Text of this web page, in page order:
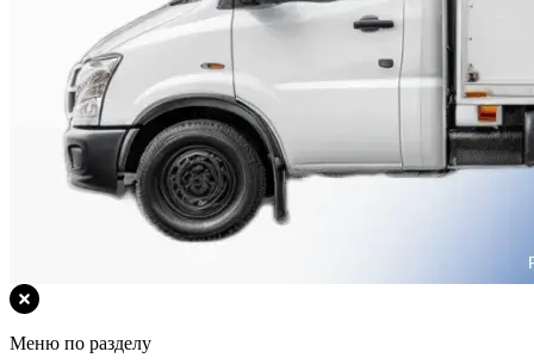
Меню по разделу